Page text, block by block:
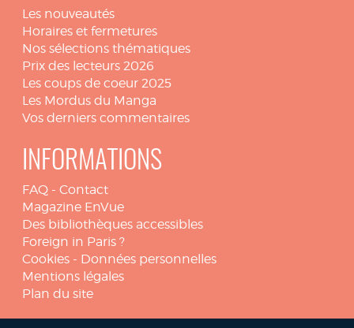
Les nouveautés
Horaires et fermetures
Nos sélections thématiques
Prix des lecteurs 2026
Les coups de coeur 2025
Les Mordus du Manga
Vos derniers commentaires
INFORMATIONS
FAQ - Contact
Magazine EnVue
Des bibliothèques accessibles
Foreign in Paris ?
Cookies - Données personnelles
Mentions légales
Plan du site